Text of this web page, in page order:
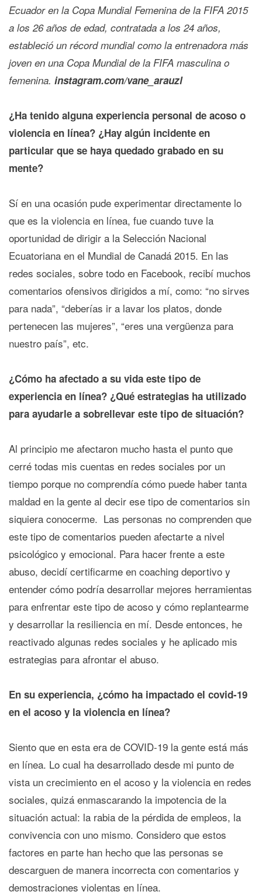
Ecuador en la Copa Mundial Femenina de la FIFA 2015
a los 26 años de edad, contratada a los 24 años,
estableció un récord mundial como la entrenadora más
joven en una Copa Mundial de la FIFA masculina o
femenina. instagram.com/vane_arauzl
¿Ha tenido alguna experiencia personal de acoso o
violencia en línea? ¿Hay algún incidente en
particular que se haya quedado grabado en su
mente?
Sí en una ocasión pude experimentar directamente lo
que es la violencia en línea, fue cuando tuve la
oportunidad de dirigir a la Selección Nacional
Ecuatoriana en el Mundial de Canadá 2015. En las
redes sociales, sobre todo en Facebook, recibí muchos
comentarios ofensivos dirigidos a mí, como: “no sirves
para nada”, “deberías ir a lavar los platos, donde
pertenecen las mujeres”, “eres una vergüenza para
nuestro país”, etc.
¿Cómo ha afectado a su vida este tipo de
experiencia en línea? ¿Qué estrategias ha utilizado
para ayudarle a sobrellevar este tipo de situación?
Al principio me afectaron mucho hasta el punto que
cerré todas mis cuentas en redes sociales por un
tiempo porque no comprendía cómo puede haber tanta
maldad en la gente al decir ese tipo de comentarios sin
siquiera conocerme. Las personas no comprenden que
este tipo de comentarios pueden afectarte a nivel
psicológico y emocional. Para hacer frente a este
abuso, decidí certificarme en coaching deportivo y
entender cómo podría desarrollar mejores herramientas
para enfrentar este tipo de acoso y cómo replantearme
y desarrollar la resiliencia en mí. Desde entonces, he
reactivado algunas redes sociales y he aplicado mis
estrategias para afrontar el abuso.
En su experiencia, ¿cómo ha impactado el covid-19
en el acoso y la violencia en línea?
Siento que en esta era de COVID-19 la gente está más
en línea. Lo cual ha desarrollado desde mi punto de
vista un crecimiento en el acoso y la violencia en redes
sociales, quizá enmascarando la impotencia de la
situación actual: la rabia de la pérdida de empleos, la
convivencia con uno mismo. Considero que estos
factores en parte han hecho que las personas se
descarguen de manera incorrecta con comentarios y
demostraciones violentas en línea.